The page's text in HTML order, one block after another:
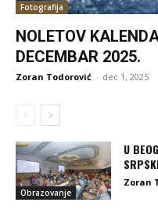
Fotografija
NOLETOV
DECEMBAR 2025.
Zoran Todorović - dec 1, 2025
Obrazovanje
U
Zoran